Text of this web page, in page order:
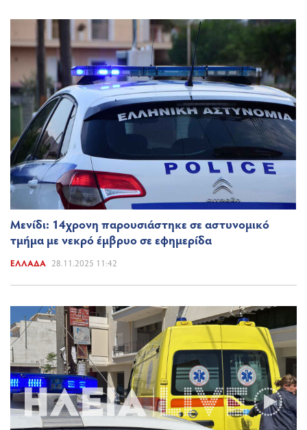
Μενίδι: 14χρονη παρουσιάστηκε σε αστυνομικό
τμήμα με νεκρό έμβρυο σε εφημερίδα
ΕΛΛΆΔΑ 28.11.2025 11:42